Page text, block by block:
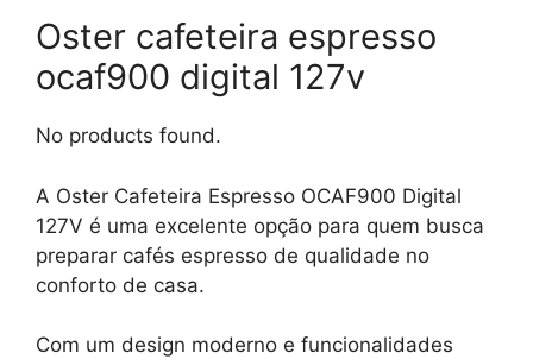
Oster cafeteira espresso
ocaf900 digital 127v
No products found.
A Oster Cafeteira Espresso OCAF900 Digital
127V é uma excelente opção para quem busca
preparar cafés espresso de qualidade no
conforto de casa.
Com um design moderno e funcionalidades